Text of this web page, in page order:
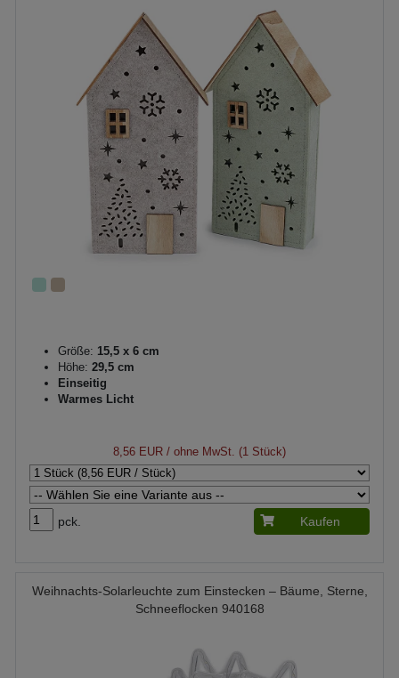
Größe: 15,5 x 6 cm
Höhe: 29,5 cm
Einseitig
Warmes Licht
8,56 EUR / ohne MwSt. (1 Stück)
pck. Kaufen
Weihnachts-Solarleuchte zum Einstecken – Bäume, Sterne,
Schneeflocken 940168